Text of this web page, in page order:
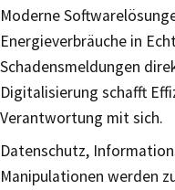
Moderne
Energieverbräuche in
Schadensmeldungen
Digitalisierung schafft
Verantwortung mit sich.
Datenschutz,
Manipulationen werden